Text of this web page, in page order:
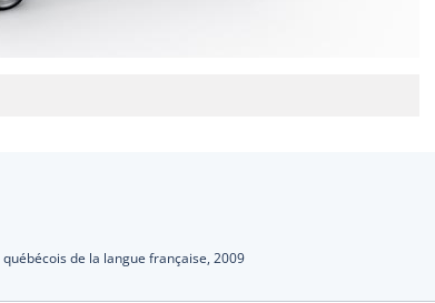
de la langue française, 2009